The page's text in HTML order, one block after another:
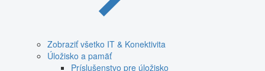
Zobraziť všetko IT & Konektivita
Úložisko a pamäť
Príslušenstvo pre úložisko